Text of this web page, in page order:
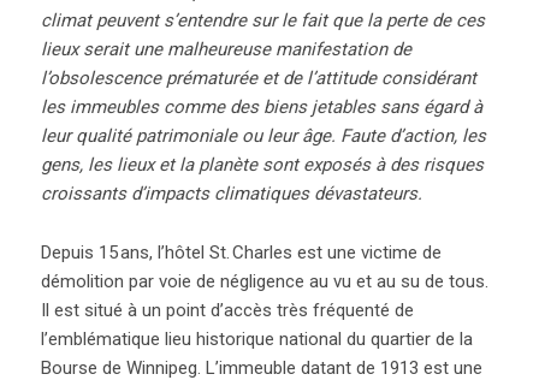
climat peuvent s’entendre sur le fait que la perte de ces
lieux serait une malheureuse manifestation de
l’obsolescence prématurée et de l’attitude considérant
les immeubles comme des biens jetables sans égard à
leur qualité patrimoniale ou leur âge. Faute d’action, les
gens, les lieux et la planète sont exposés à des risques
croissants d’impacts climatiques dévastateurs.
Depuis 15 ans, l’hôtel St. Charles est une victime de
démolition par voie de négligence au vu et au su de tous.
Il est situé à un point d’accès très fréquenté de
l’emblématique lieu historique national du quartier de la
Bourse de Winnipeg. L’immeuble datant de 1913 est une